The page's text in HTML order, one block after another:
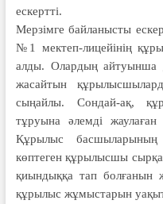
ескертті.
Мерзімге байланысты
№1 мектеп-лицейінің
алды. Олар­дың айтуынша
жасайтын
сыңайлы. Сондай-ақ,
тұруына әлем­ді жаулаған
Құрылыс басшыларының
көптеген құрылысшы
қиындыққа тап болғанын
құрылыс жұмыстарын